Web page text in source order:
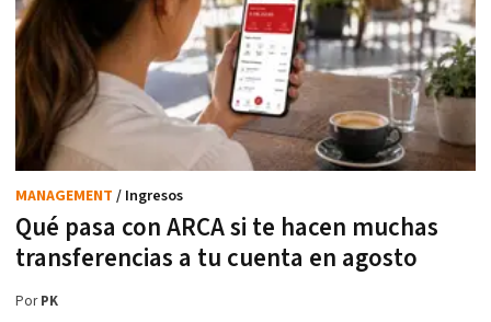
Qué pasa con ARCA si te hacen muchas
transferencias a tu cuenta en agosto
MANAGEMENT / Ingresos
PorPK